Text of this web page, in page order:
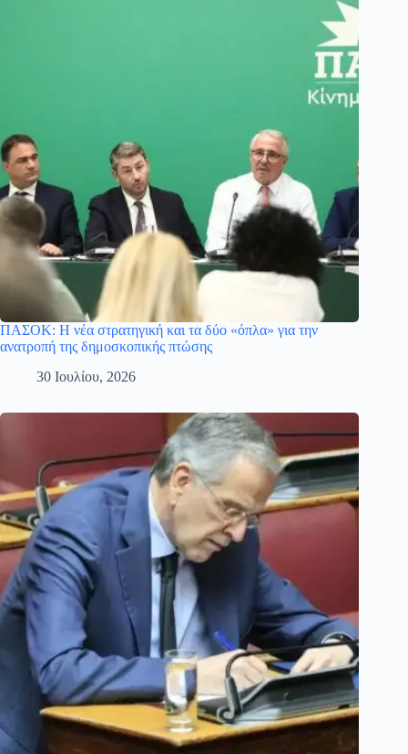
ΠΑΣΟΚ: Η νέα στρατηγική και τα δύο «όπλα» για την
ανατροπή της δημοσκοπικής πτώσης
30 Ιουλίου, 2026